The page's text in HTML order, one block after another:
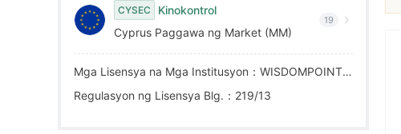
9
9
CYSEC
Kinokontrol
Cyprus Paggawa ng Market (MM)
19
Mga Lisensya na Mga Institusyon：WISDOMPOINT CAPITAL LTD
Regulasyon ng Lisensya Blg.：219/13